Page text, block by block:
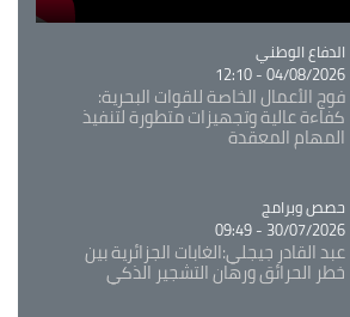
Catégorie
الدفاع الوطني
04/08/2026 - 12:10
فوج الأعمال الخاصة للقوات البحرية:
كفاءة عالية وتجهيزات متطورة لتنفيذ
المهام المعقدة
Catégorie
حصص وبرامج
30/07/2026 - 09:49
عبد القادر جيجلي:الغابات الجزائرية بين
خطر الحرائق ورهان التشجير الذكي